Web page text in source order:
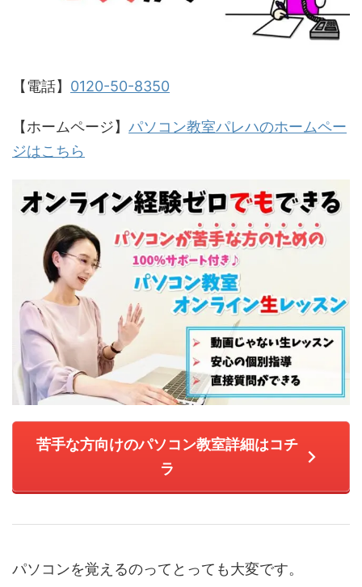
【電話】 0120-50-8350
【ホームページ】 パソコン教室パレハのホームペー
ジはこちら
苦手な方向けのパソコン教室詳細はコチ
ラ
パソコンを覚えるのってとっても大変です。